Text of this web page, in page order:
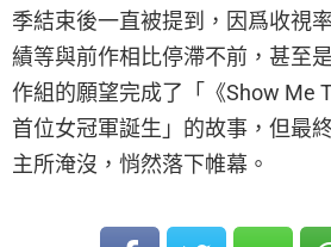
季結束後一直被提到，因爲收視
績等與前作相比停滯不前，甚至
作組的願望完成了「《Show Me
首位女冠軍誕生」的故事，但最
主所淹沒，悄然落下帷幕。